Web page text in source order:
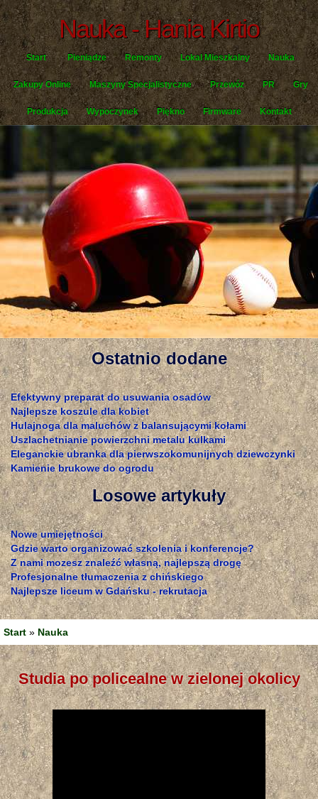
Nauka - Hania Kirtio
Start Pieniądze Remonty Lokal Mieszkalny Nauka
Zakupy Online Maszyny Specjalistyczne Przewóz PR Gry
Produkcja Wypoczynek Piękno Firmware Kontakt
Ostatnio dodane
Efektywny preparat do usuwania osadów
Najlepsze koszule dla kobiet
Hulajnoga dla maluchów z balansującymi kołami
Uszlachetnianie powierzchni metalu kulkami
Eleganckie ubranka dla pierwszokomunijnych dziewczynki
Kamienie brukowe do ogrodu
Losowe artykuły
Nowe umiejętności
Gdzie warto organizować szkolenia i konferencje?
Z nami mozesz znaleźć własną, najlepszą drogę
Profesjonalne tłumaczenia z chińskiego
Najlepsze liceum w Gdańsku - rekrutacja
Start » Nauka
Studia po policealne w zielonej okolicy